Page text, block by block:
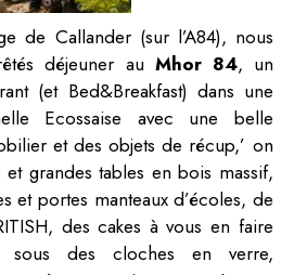
de Callander (sur l’A84), nous
déjeuner au Mhor 84, un
(et Bed&Breakfast) dans une
Ecossaise avec une belle
et des objets de récup,’ on
grandes tables en bois massif,
et portes manteaux d’écoles, de
des cakes à vous en faire
sous des cloches en verre,